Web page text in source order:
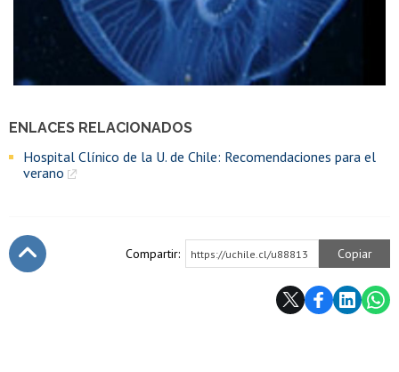
ENLACES RELACIONADOS
Hospital Clínico de la U. de Chile: Recomendaciones para el
verano
Compartir: https://uchile.cl/u88813 Copiar